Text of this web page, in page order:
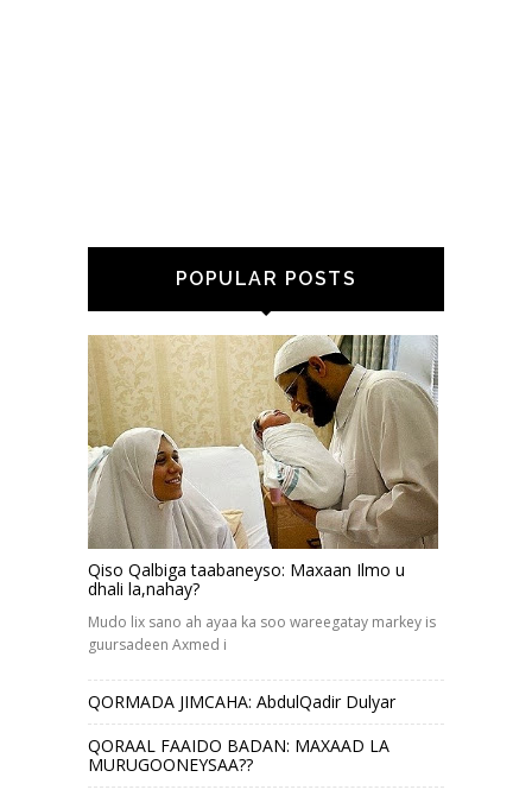
POPULAR POSTS
Qiso Qalbiga taabaneyso: Maxaan Ilmo u
dhali la,nahay?
Mudo lix sano ah ayaa ka soo wareegatay markey is
guursadeen Axmed i
QORMADA JIMCAHA: AbdulQadir Dulyar
QORAAL FAAIDO BADAN: MAXAAD LA
MURUGOONEYSAA??